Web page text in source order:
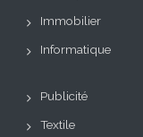
Immobilier
Informatique
Publicité
Textile